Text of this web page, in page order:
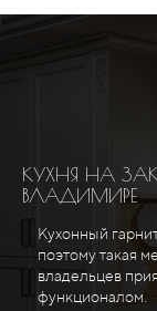
КУХНЯ НА
ВЛАДИМИРЕ
Кухонный
поэтому такая
владельцев
функционалом.